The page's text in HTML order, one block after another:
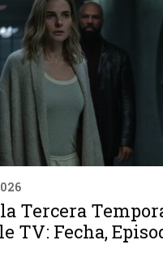
Tercera
TV: Fecha,